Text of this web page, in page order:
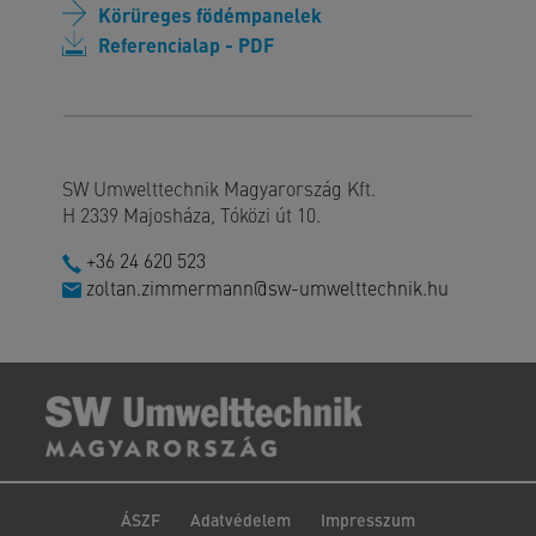
Körüreges födémpanelek
Referencialap - PDF
SW Umwelttechnik Magyarország Kft.
H 2339 Majosháza, Tóközi út 10.
+36 24 620 523
zoltan.zimmermann@sw-umwelttechnik.hu
ÁSZF Adatvédelem Impresszum